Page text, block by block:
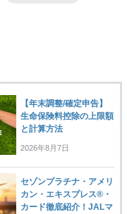
【年末調整/確定申告】
生命保険料控除の上限額
と計算方法
2026年8月7日
セゾンプラチナ・アメリ
カン・エキスプレス®・
カード徹底紹介！JALマ